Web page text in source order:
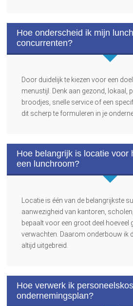
Hoe onderscheid ik mijn
concurrenten?
Door duidelijk te kiezen voor een
menustijl. Denk aan gezond, lokaal,
broodjes, snelle service of een
dit scherp te formuleren in je
Hoe belangrijk is locatie voor
een lunchroom?
Locatie is één van de belangrijkste
aanwezigheid van kantoren,
bepaalt voor een groot deel hoeveel
verwachten. Daarom onderbouw ik
altijd uitgebreid.
Hoe verwerk ik
ondernemingsplan?